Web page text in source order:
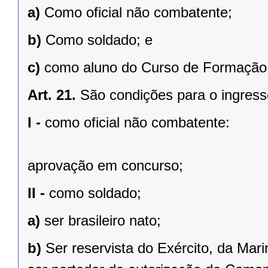
a) Como oficial não combatente;
b) Como soldado; e
c) como aluno do Curso de
Art. 21. São condições para o
I - como oficial não combatente:
aprovação em concurso;
II - como soldado;
a) ser brasileiro nato;
b) Ser reservista do Exército, da